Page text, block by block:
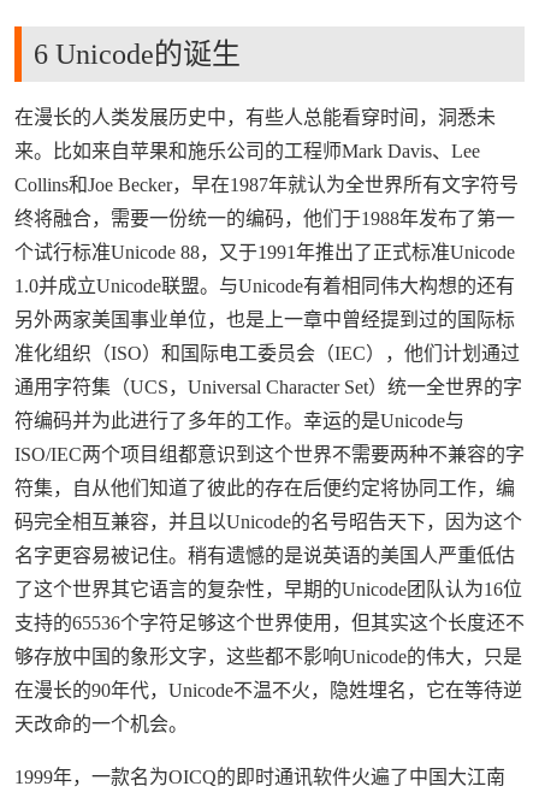
6 Unicode的诞生
在漫长的人类发展历史中，有些人总能看穿时间，洞悉未
来。比如来自苹果和施乐公司的工程师Mark Davis、Lee
Collins和Joe Becker，早在1987年就认为全世界所有文字符号
终将融合，需要一份统一的编码，他们于1988年发布了第一
个试行标准Unicode 88，又于1991年推出了正式标准Unicode
1.0并成立Unicode联盟。与Unicode有着相同伟大构想的还有
另外两家美国事业单位，也是上一章中曾经提到过的国际标
准化组织（ISO）和国际电工委员会（IEC），他们计划通过
通用字符集（UCS，Universal Character Set）统一全世界的字
符编码并为此进行了多年的工作。幸运的是Unicode与
ISO/IEC两个项目组都意识到这个世界不需要两种不兼容的字
符集，自从他们知道了彼此的存在后便约定将协同工作，编
码完全相互兼容，并且以Unicode的名号昭告天下，因为这个
名字更容易被记住。稍有遗憾的是说英语的美国人严重低估
了这个世界其它语言的复杂性，早期的Unicode团队认为16位
支持的65536个字符足够这个世界使用，但其实这个长度还不
够存放中国的象形文字，这些都不影响Unicode的伟大，只是
在漫长的90年代，Unicode不温不火，隐姓埋名，它在等待逆
天改命的一个机会。
1999年，一款名为OICQ的即时通讯软件火遍了中国大江南